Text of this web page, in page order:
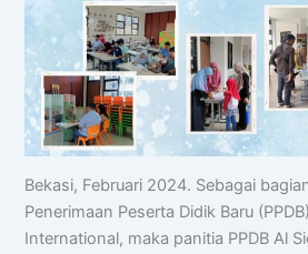
Bekasi, Februari 2024. Sebagai
Penerimaan Peserta Didik Baru
International, maka panitia PPDB Al